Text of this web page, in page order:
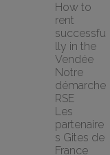
How to
rent
successfu
lly in the
Vendée
Notre
démarche
RSE
Les
partenaire
s Gites de
France